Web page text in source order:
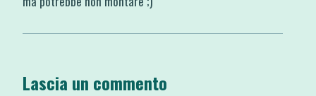
Lascia un commento